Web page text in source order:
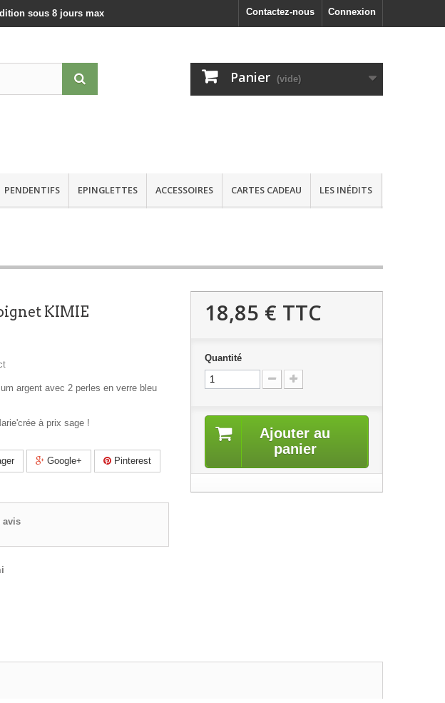
Connexion
Contactez-nous
sous 8 jours max
Panier (vide)
PENDENTIFS EPINGLETTES ACCESSOIRES CARTES CADEAU LES INÉDITS
KIMIE
argent avec 2 perles en verre bleu
à prix sage !
Google+ Pinterest
avis
18,85 € TTC
Quantité
Ajouter au
panier